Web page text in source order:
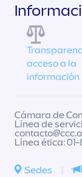
acceso a la
Cámara de
Línea de
Línea ética:
Sedes |